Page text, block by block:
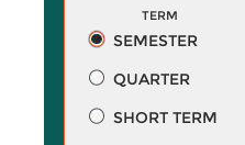
TERM
SEMESTER
QUARTER
SHORT TERM